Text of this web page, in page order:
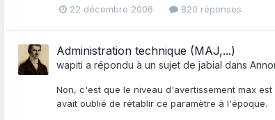
22 décembre 2006 820 réponses
Administration technique (MAJ,...)
wapiti a répondu à un sujet de jabial dans
Non, c'est que le niveau d'avertissement max
avait oublié de rétablir ce paramètre à l'époque.